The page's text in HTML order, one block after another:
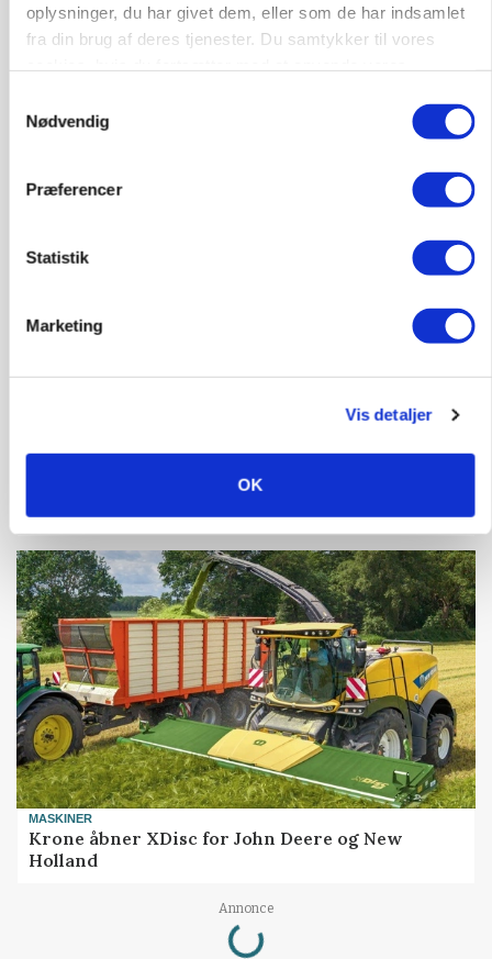
oplysninger, du har givet dem, eller som de har indsamlet
fra din brug af deres tjenester. Du samtykker til vores
Nødvendig
Præferencer
Statistik
Marketing
Vis detaljer
OK
MARKED
største producenter sender nu grisene til
Danish Crown
MASKINER
Krone åbner XDisc for John Deere og New
Holland
Annonce
Loading...